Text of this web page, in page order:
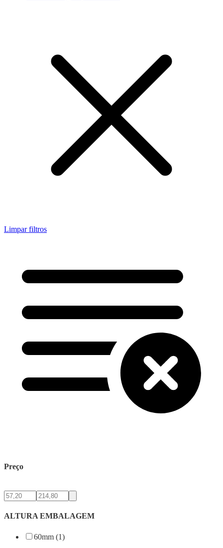
Limpar filtros
Preço
ALTURA EMBALAGEM
60mm (1)